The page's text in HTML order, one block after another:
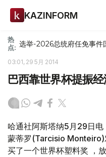
KAZINFORM
热
点: 选举-2026总统府任免事件
03:01, 29 5月 2014
巴西靠世界杯提振
哈通社阿斯塔纳5月29日电
蒙蒂罗(Tarcisio Monteiro)
买了一个世界杯塑料奖 ，